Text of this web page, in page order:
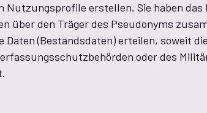
erstellen. Sie haben
über den Träger des Pseudonyms
(Bestandsdaten) erteilen, soweit
oder des